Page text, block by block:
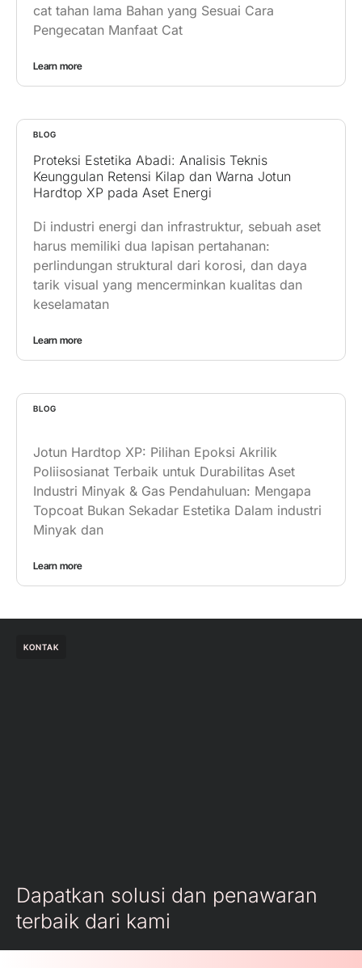
cat tahan lama Bahan yang Sesuai Cara
Pengecatan Manfaat Cat
Learn more
BLOG
Proteksi Estetika Abadi: Analisis Teknis
Keunggulan Retensi Kilap dan Warna Jotun
Hardtop XP pada Aset Energi
Di industri energi dan infrastruktur, sebuah aset
harus memiliki dua lapisan pertahanan:
perlindungan struktural dari korosi, dan daya
tarik visual yang mencerminkan kualitas dan
keselamatan
Learn more
BLOG
Jotun Hardtop XP: Pilihan Epoksi Akrilik
Poliisosianat Terbaik untuk Durabilitas Aset
Industri Minyak & Gas Pendahuluan: Mengapa
Topcoat Bukan Sekadar Estetika Dalam industri
Minyak dan
Learn more
KONTAK
Dapatkan solusi dan penawaran
terbaik dari kami